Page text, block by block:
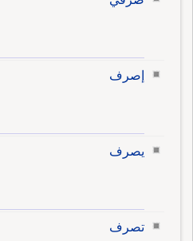
إصرف
يصرف
تصرف